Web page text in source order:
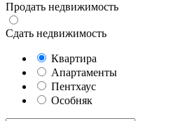
Продать недвижимость
Сдать недвижимость
Квартира
Апартаменты
Пентхаус
Особняк